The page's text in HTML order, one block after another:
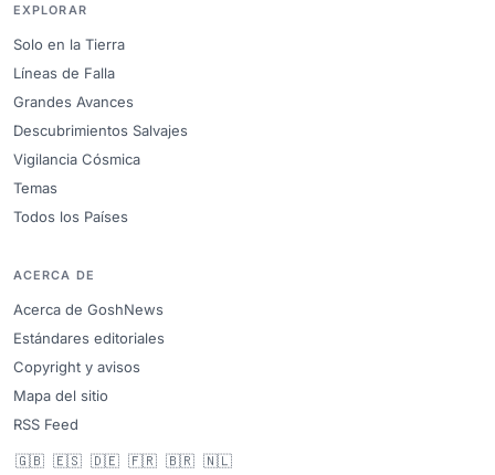
EXPLORAR
Solo en la Tierra
Líneas de Falla
Grandes Avances
Descubrimientos Salvajes
Vigilancia Cósmica
Temas
Todos los Países
ACERCA DE
Acerca de GoshNews
Estándares editoriales
Copyright y avisos
Mapa del sitio
RSS Feed
🇬🇧 🇪🇸 🇩🇪 🇫🇷 🇧🇷 🇳🇱